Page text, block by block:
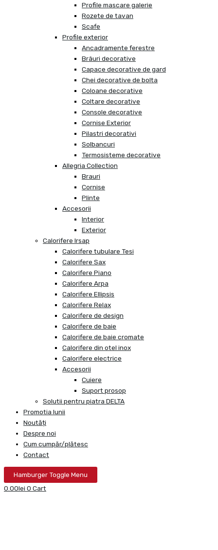
Profile mascare galerie
Rozete de tavan
Scafe
Profile exterior
Ancadramente ferestre
Brâuri decorative
Capace decorative de gard
Chei decorative de bolta
Coloane decorative
Coltare decorative
Console decorative
Cornise Exterior
Pilastri decorativi
Solbancuri
Termosisteme decorative
Allegria Collection
Brauri
Cornise
Plinte
Accesorii
Interior
Exterior
Calorifere Irsap
Calorifere tubulare Tesi
Calorifere Sax
Calorifere Piano
Calorifere Arpa
Calorifere Ellipsis
Calorifere Relax
Calorifere de design
Calorifere de baie
Calorifere de baie cromate
Calorifere din otel inox
Calorifere electrice
Accesorii
Cuiere
Suport prosop
Solutii pentru piatra DELTA
Promotia lunii
Noutăți
Despre noi
Cum cumpăr/plătesc
Contact
Hamburger Toggle Menu
0.00lei 0 Cart